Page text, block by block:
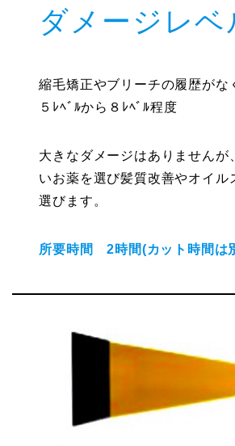
ダメージレベ
縮毛矯正やブリーチの履歴がな
５ﾚﾍﾞﾙから８ﾚﾍﾞﾙ程度
大きなダメージはありませんが
いお薬を選び髪質改善やオイル
選びます。
所要時間 2時間(カット時間は